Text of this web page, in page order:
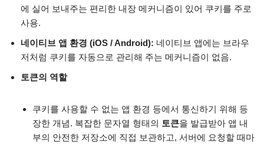
에 실어 보내주는 편리한 내장 메커니즘이 있어 쿠키를 주로
사용.
네이티브 앱 환경 (iOS / Android): 네이티브 앱에는 브라우
저처럼 쿠키를 자동으로 관리해 주는 메커니즘이 없음.
토큰의 역할
쿠키를 사용할 수 없는 앱 환경 등에서 통신하기 위해 등
장한 개념. 복잡한 문자열 형태의 토큰을 발급받아 앱 내
부의 안전한 저장소에 직접 보관하고, 서버에 요청할 때마